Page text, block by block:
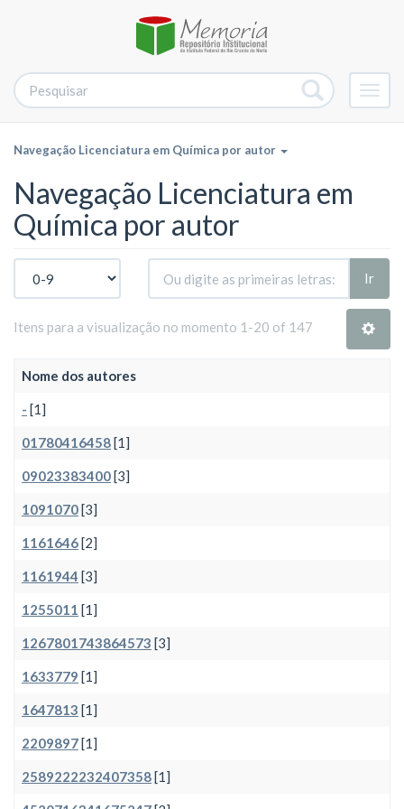
Navegação Licenciatura em Química por autor
Navegação Licenciatura em
Química por autor
Ir
Itens para a visualização no momento 1-20 of 147
Nome dos autores
- [1]
01780416458[1]
09023383400[3]
1091070[3]
1161646[2]
1161944 [3]
1255011 [1]
1267801743864573 [3]
1633779 [1]
1647813 [1]
2209897[1]
2589222232407358[1]